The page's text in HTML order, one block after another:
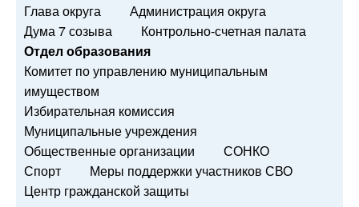
Глава округа
Администрация округа
Дума 7 созыва
Контрольно-счетная палата
Отдел образования
Комитет по управлению муниципальным
имуществом
Избирательная комиссия
Муниципальные учреждения
Общественные организации
СОНКО
Спорт
Меры поддержки участников СВО
Центр гражданской защиты